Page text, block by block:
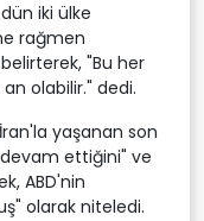
iki ülke
rağmen
"Bu her
olabilir." dedi.
yaşanan son
ettiğini" ve
ABD'nin
olarak niteledi.